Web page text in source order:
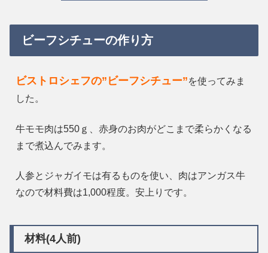
ビーフシチューの作り方
ビストロシェフの”ビーフシチュー”を使ってみま
した。
牛モモ肉は550ｇ、赤身のお肉がどこまで柔らかくなる
まで煮込んでみます。
人参とジャガイモは有るものを使い、肉はアンガス牛
なので材料費は1,000程度。安上りです。
材料(4人前)